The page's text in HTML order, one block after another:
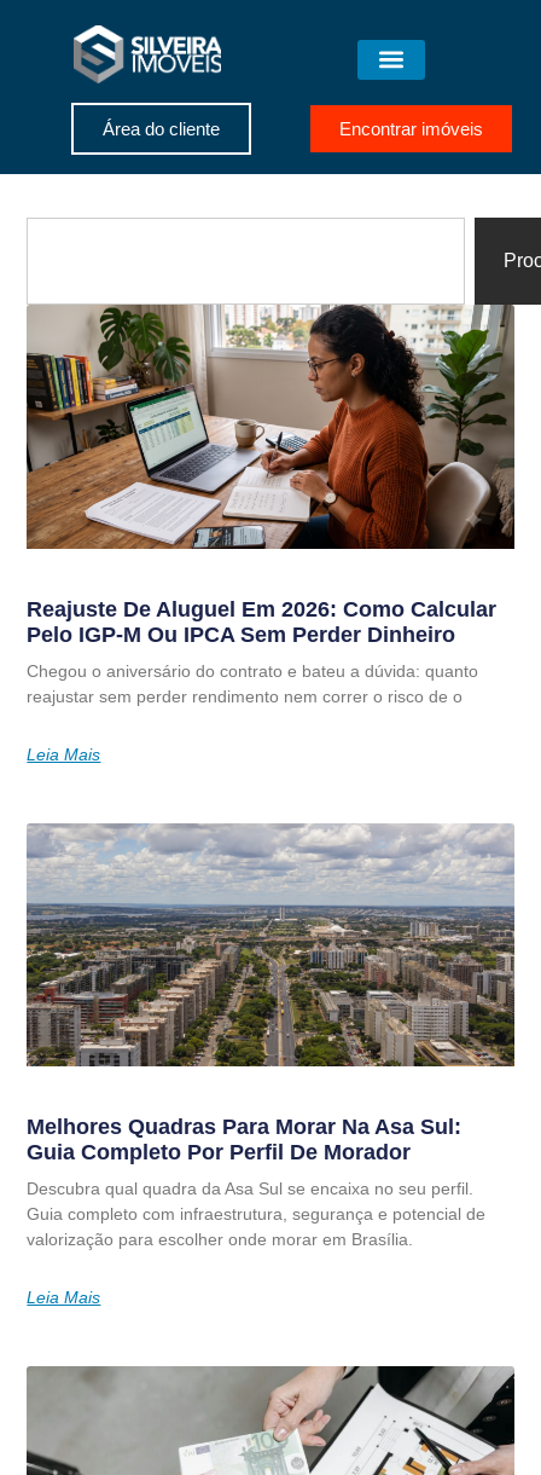
Área do cliente Encontrar imóveis
Reajuste De Aluguel Em 2026: Como Calcular
Pelo IGP-M Ou IPCA Sem Perder Dinheiro
Chegou o aniversário do contrato e bateu a dúvida: quanto
reajustar sem perder rendimento nem correr o risco de o
Leia Mais
Melhores Quadras Para Morar Na Asa Sul:
Guia Completo Por Perfil De Morador
Descubra qual quadra da Asa Sul se encaixa no seu perfil.
Guia completo com infraestrutura, segurança e potencial de
valorização para escolher onde morar em Brasília.
Leia Mais